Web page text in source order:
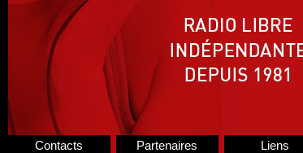
Contacts Partenaires Liens